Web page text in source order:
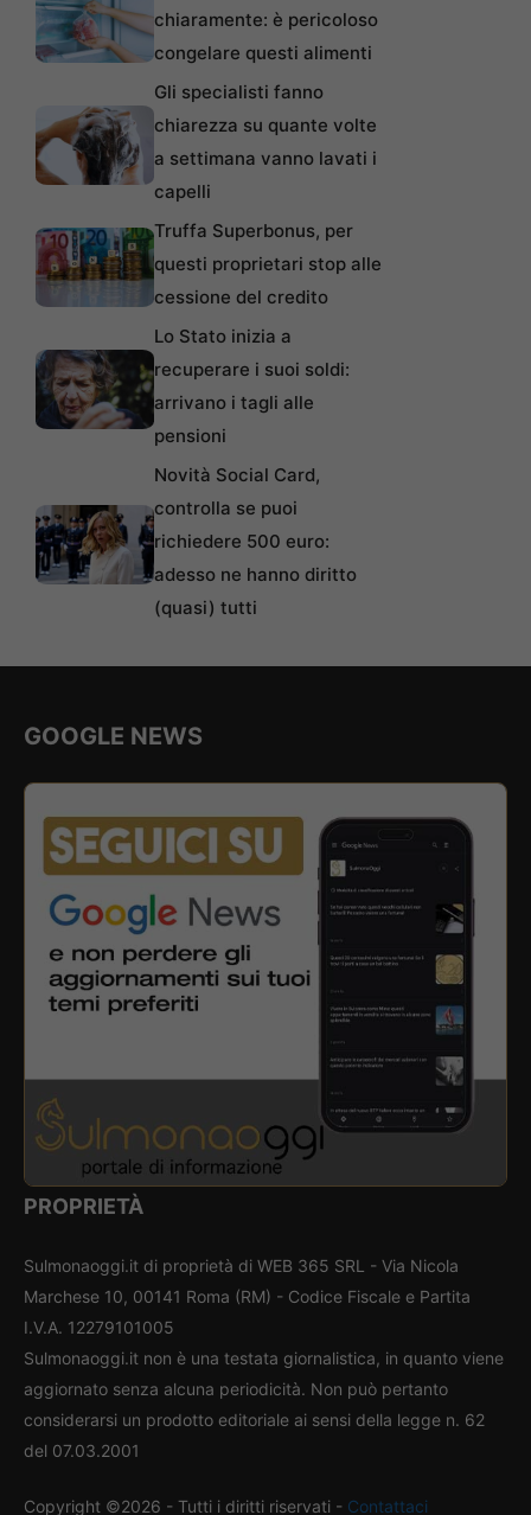
chiaramente: è pericoloso
congelare questi alimenti
Gli specialisti fanno
chiarezza su quante volte
a settimana vanno lavati i
capelli
Truffa Superbonus, per
questi proprietari stop alle
cessione del credito
Lo Stato inizia a
recuperare i suoi soldi:
arrivano i tagli alle
pensioni
Novità Social Card,
controlla se puoi
richiedere 500 euro:
adesso ne hanno diritto
(quasi) tutti
GOOGLE NEWS
PROPRIETÀ
Sulmonaoggi.it di proprietà di WEB 365 SRL - Via Nicola
Marchese 10, 00141 Roma (RM) - Codice Fiscale e Partita
I.V.A. 12279101005
Sulmonaoggi.it non è una testata giornalistica, in quanto viene
aggiornato senza alcuna periodicità. Non può pertanto
considerarsi un prodotto editoriale ai sensi della legge n. 62
del 07.03.2001
Copyright ©2026 - Tutti i diritti riservati - Contattaci